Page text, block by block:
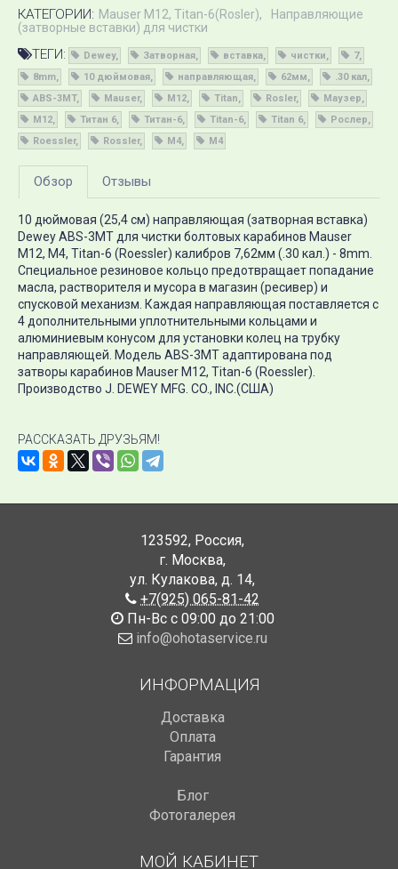
КАТЕГОРИИ: Mauser М12, Titan-6(Rosler)
Направляющие
(затворные вставки) для чистки
ТЕГИ: Dewey Затворная вставка чистки
7
8mm
10 дюймовая направляющая 62мм
.30 кал
ABS-3MT
Mauser М12 Titan Rosler
Маузер
M12
Титан 6 Титан-6 Titan-6 Titan 6
Рослер
Roessler
Rossler M4 М4
Обзор Отзывы
10 дюймовая (25,4 см) направляющая (затворная вставка)
Dewey ABS-3MT для чистки болтовых карабинов Mauser
М12, М4, Titan-6 (Roessler) калибров 7,62мм (.30 кал.) - 8mm.
Специальное резиновое кольцо предотвращает попадание
масла, растворителя и мусора в магазин (ресивер) и
спусковой механизм. Каждая направляющая поставляется с
4 дополнительными уплотнительными кольцами и
алюминиевым конусом для установки колец на трубку
направляющей. Модель ABS-3MT адаптирована под
затворы карабинов Mauser М12, Titan-6 (Roessler).
Производство J. DEWEY MFG. CO., INC.(США)
РАССКАЗАТЬ ДРУЗЬЯМ!
123592, Россия,
г. Москва,
ул. Кулакова, д. 14,
+7(925) 065-81-42
Пн-Вс с 09:00 до 21:00
info@ohotaservice.ru
ИНФОРМАЦИЯ
Доставка
Оплата
Гарантия
Блог
Фотогалерея
МОЙ КАБИНЕТ